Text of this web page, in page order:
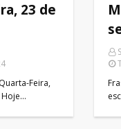
23 de
Feira,
Hoje…